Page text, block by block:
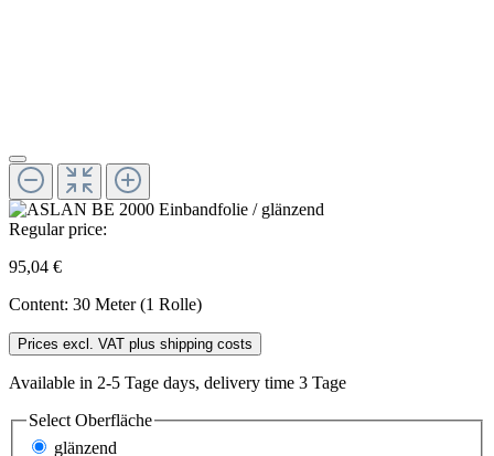
Regular price:
95,04 €
Content: 30 Meter (1 Rolle)
Prices excl. VAT plus shipping costs
Available in 2-5 Tage days, delivery time 3 Tage
Select Oberfläche
glänzend